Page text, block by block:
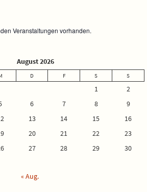
Veranstaltungen vorhanden.
August 2026
D F S S
1
2
6 7 8
9
13 14 15
16
20 21 22
23
27 28 29
30
« Aug.